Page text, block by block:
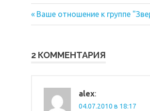
Навигация
записям
Предыдущая
запись:
Ваше отношение к группе
2 КОММЕНТАРИЯ
alex:
04.07.2010 в 18:17